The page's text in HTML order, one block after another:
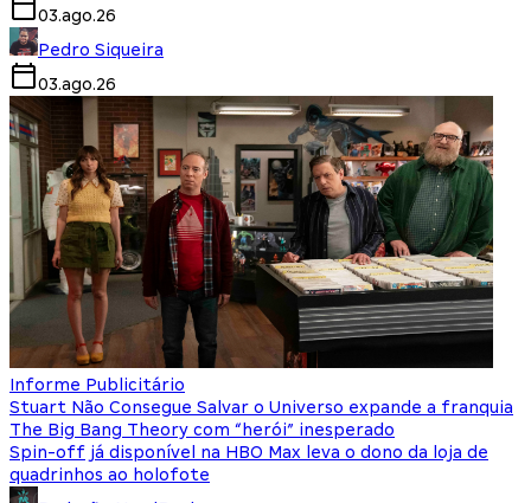
03.ago.26
Pedro Siqueira
03.ago.26
Informe Publicitário
Stuart Não Consegue Salvar o Universo expande a franquia
The Big Bang Theory com “herói” inesperado
Spin-off já disponível na HBO Max leva o dono da loja de
quadrinhos ao holofote